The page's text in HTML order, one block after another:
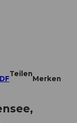
Teilen
Merken